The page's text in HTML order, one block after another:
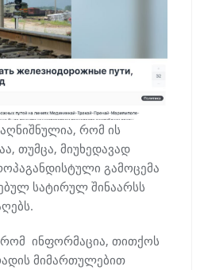
რომ ის
თუმცა, მიუხედავად
გამოცემა
სატირულ შინაარსს
რომ ინფორმაცია, თითქოს
მიმართულებით